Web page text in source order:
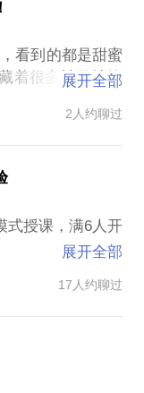
该行家在心理领
学员参考所用。
您前往正规医院
业咨询经验。
无意识动机与人
内心最深处的情
金钱，很多人一
尊严，这背后有
带您走出亲密关
明确的满足需求
喊着却从来没能
过往关系里的创
却各不相干更容
个男人，也许你
起，我做什么都
在我的安全硬壳
不动，和她抱持
；妈的，连狗都
家，所以不知怎
爱是否还在？丰
效的工具及对话
恶性循环，勾画
出各自在关系中
看到的都是甜蜜
着很多被激情掩
何曾经我们看不
何的语言和非语
的亲密画卷，在
实的彼此。案例
为孩子的出生引
只不过是退缩的
父母对先生的不
展开全部
2人约聊过
式授课，满6人开
成的。沙盘游戏
国内的很多中小
成为越来越受儿
展开全部
17人约聊过